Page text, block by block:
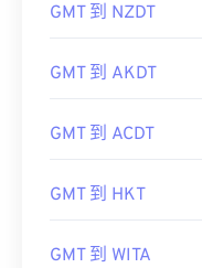
GMT 到 NZDT
GMT 到 AKDT
GMT 到 ACDT
GMT 到 HKT
GMT 到 WITA